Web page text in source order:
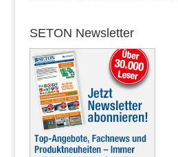
SETON Newsletter